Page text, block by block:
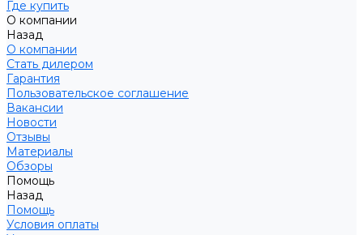
Где купить
О компании
Назад
О компании
Стать дилером
Гарантия
Пользовательское соглашение
Вакансии
Новости
Отзывы
Материалы
Обзоры
Помощь
Назад
Помощь
Условия оплаты